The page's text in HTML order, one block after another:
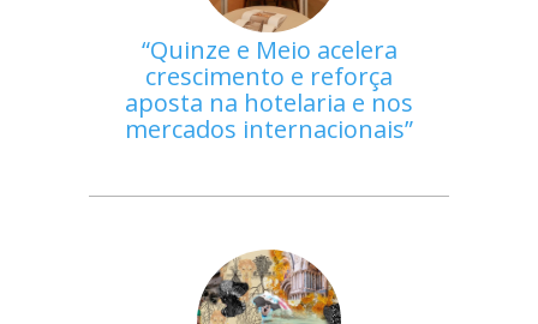
Quinze e Meio acelera
crescimento e reforça
aposta na hotelaria e nos
mercados internacionais